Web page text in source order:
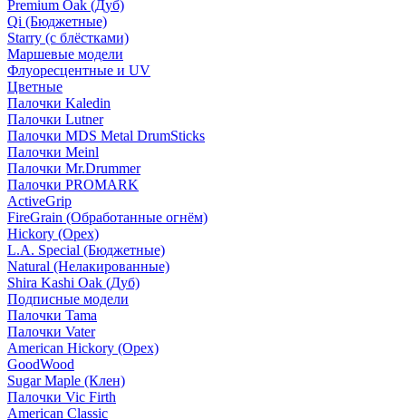
Premium Oak (Дуб)
Qi (Бюджетные)
Starry (с блёстками)
Маршевые модели
Флуоресцентные и UV
Цветные
Палочки Kaledin
Палочки Lutner
Палочки MDS Metal DrumSticks
Палочки Meinl
Палочки Mr.Drummer
Палочки PROMARK
ActiveGrip
FireGrain (Обработанные огнём)
Hickory (Орех)
L.A. Special (Бюджетные)
Natural (Нелакированные)
Shira Kashi Oak (Дуб)
Подписные модели
Палочки Tama
Палочки Vater
American Hickory (Орех)
GoodWood
Sugar Maple (Клен)
Палочки Vic Firth
American Classic